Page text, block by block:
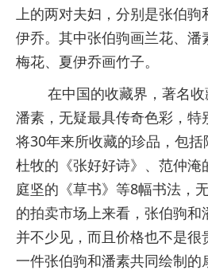
上的两对夫妇，分别是张伯驹
伊乔。其中张伯驹画兰花、潘
梅花、夏伊乔画竹子。
在中国的收藏界，著名收
潘素，无疑最具传奇色彩，特
将30年来所收藏的珍品，包括
杜牧的《张好好诗》、范仲淹
庭坚的《草书》等8幅书法，
的拍卖市场上来看，张伯驹和
并不少见，而且价格也不是很
一件张伯驹和潘素共同绘制